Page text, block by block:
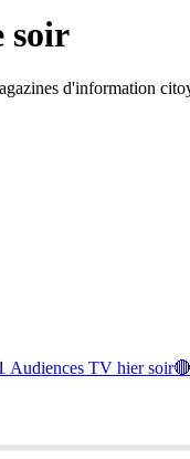
soir
d'information
Audiences TV hier soir